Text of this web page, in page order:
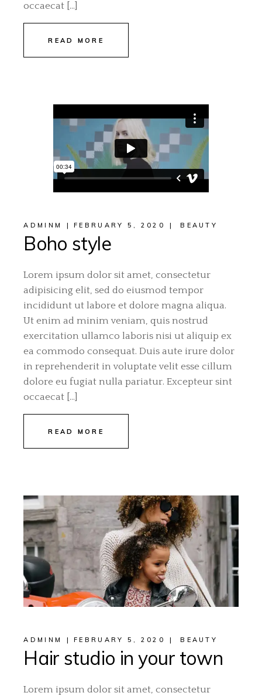
occaecat […]
READ MORE
ADMINM FEBRUARY 5, 2020 BEAUTY
Boho style
Lorem ipsum dolor sit amet, consectetur
adipisicing elit, sed do eiusmod tempor
incididunt ut labore et dolore magna aliqua.
Ut enim ad minim veniam, quis nostrud
exercitation ullamco laboris nisi ut aliquip ex
ea commodo consequat. Duis aute irure dolor
in reprehenderit in voluptate velit esse cillum
dolore eu fugiat nulla pariatur. Excepteur sint
occaecat […]
READ MORE
ADMINM FEBRUARY 5, 2020 BEAUTY
Hair studio in your town
Lorem ipsum dolor sit amet, consectetur